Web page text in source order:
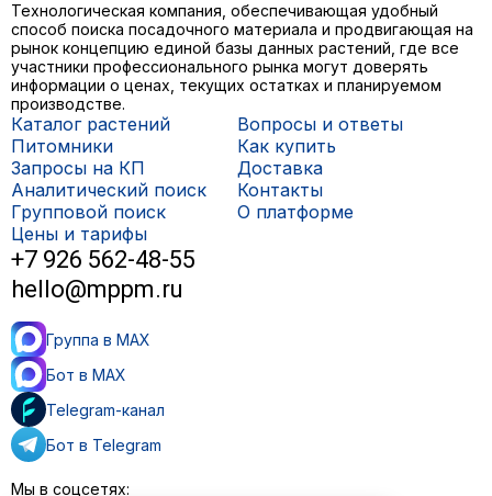
Технологическая компания, обеспечивающая удобный
способ поиска посадочного материала и продвигающая на
рынок концепцию единой базы данных растений, где все
участники профессионального рынка могут доверять
информации о ценах, текущих остатках и планируемом
производстве.
Каталог растений
Питомники
Запросы на КП
Аналитический поиск
Групповой поиск
Цены и тарифы
Вопросы и ответы
Как купить
Доставка
Контакты
О платформе
+7 926 562-48-55
hello@mppm.ru
Группа в MAX
Бот в MAX
Telegram-канал
Бот в Telegram
Мы в соцсетях: